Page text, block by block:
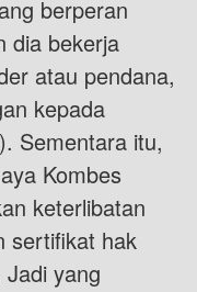
berperan
dia bekerja
atau pendana,
kepada
Sementara itu,
Kombes
keterlibatan
sertifikat hak
yang